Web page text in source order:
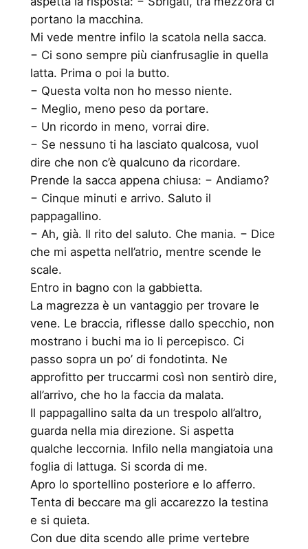
portano la macchina.
Mi vede mentre infilo la scatola nella sacca.
− Ci sono sempre più cianfrusaglie in quella
latta. Prima o poi la butto.
− Questa volta non ho messo niente.
− Meglio, meno peso da portare.
− Un ricordo in meno, vorrai dire.
− Se nessuno ti ha lasciato qualcosa, vuol
dire che non c’è qualcuno da ricordare.
Prende la sacca appena chiusa: − Andiamo?
− Cinque minuti e arrivo. Saluto il
pappagallino.
− Ah, già. Il rito del saluto. Che mania. − Dice
che mi aspetta nell’atrio, mentre scende le
scale.
Entro in bagno con la gabbietta.
La magrezza è un vantaggio per trovare le
vene. Le braccia, riflesse dallo specchio, non
mostrano i buchi ma io li percepisco. Ci
passo sopra un po’ di fondotinta. Ne
approfitto per truccarmi così non sentirò dire,
all’arrivo, che ho la faccia da malata.
Il pappagallino salta da un trespolo all’altro,
guarda nella mia direzione. Si aspetta
qualche leccornia. Infilo nella mangiatoia una
foglia di lattuga. Si scorda di me.
Apro lo sportellino posteriore e lo afferro.
Tenta di beccare ma gli accarezzo la testina
e si quieta.
Con due dita scendo alle prime vertebre